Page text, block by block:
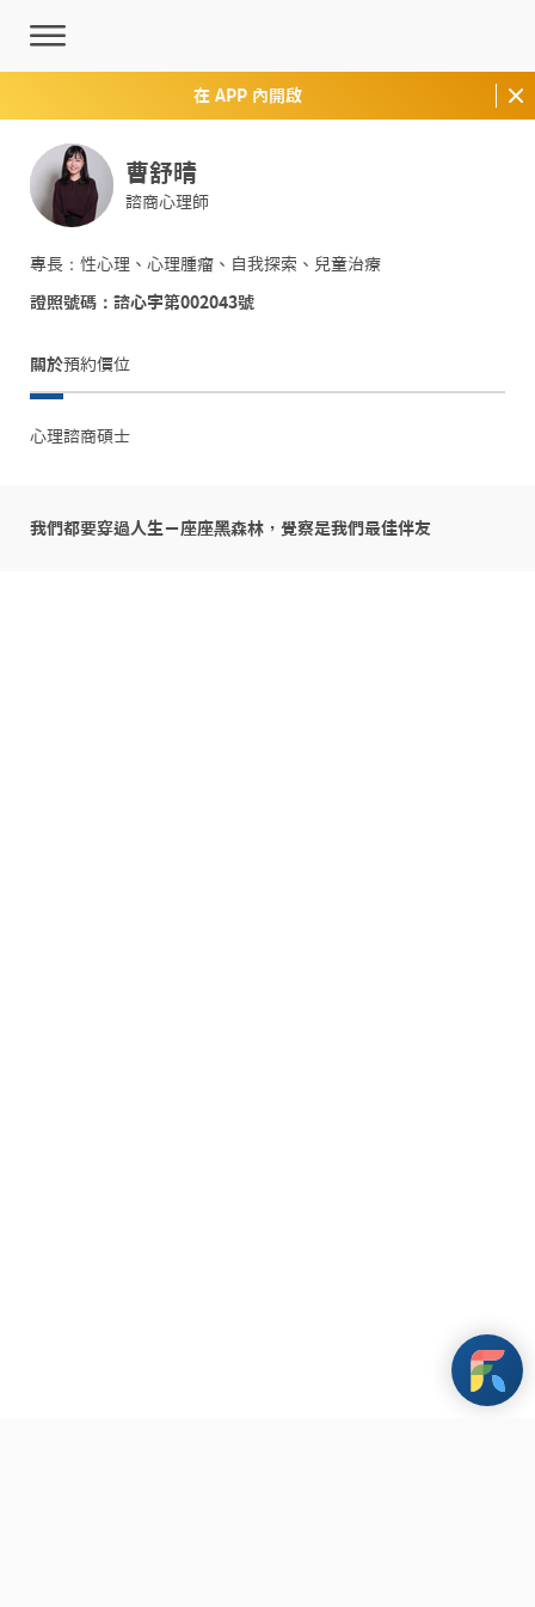
在 APP 內開啟
曹舒晴
諮商心理師
專長：性心理、心理腫瘤、自我探索、兒童治療
證照號碼：諮心字第002043號
關於預約價位
心理諮商碩士
我們都要穿過人生ㄧ座座黑森林，覺察是我們最佳伴友